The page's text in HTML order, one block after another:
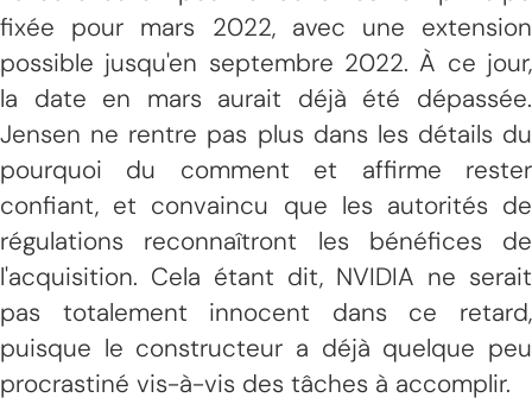
fixée pour mars 2022, avec une extension
possible jusqu'en septembre 2022. À ce jour,
la date en mars aurait déjà été dépassée.
Jensen ne rentre pas plus dans les détails du
pourquoi du comment et affirme rester
confiant, et convaincu que les autorités de
régulations reconnaîtront les bénéfices de
l'acquisition. Cela étant dit, NVIDIA ne serait
pas totalement innocent dans ce retard,
puisque le constructeur a déjà quelque peu
procrastiné vis-à-vis des tâches à accomplir.